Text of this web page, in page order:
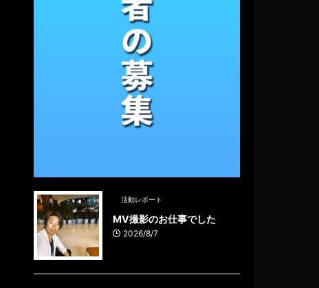
活動レポート
MV撮影のお仕事でした
2026/8/7